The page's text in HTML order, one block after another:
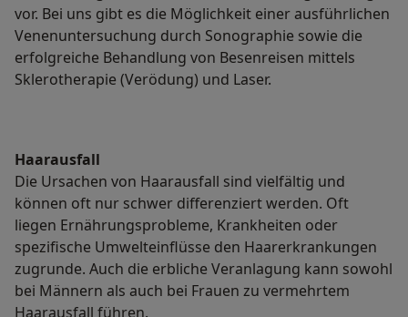
vor. Bei uns gibt es die Möglichkeit einer ausführlichen
Venenuntersuchung durch Sonographie sowie die
erfolgreiche Behandlung von Besenreisen mittels
Sklerotherapie (Verödung) und Laser.
Haarausfall
Die Ursachen von Haarausfall sind vielfältig und
können oft nur schwer differenziert werden. Oft
liegen Ernährungsprobleme, Krankheiten oder
spezifische Umwelteinflüsse den Haarerkrankungen
zugrunde. Auch die erbliche Veranlagung kann sowohl
bei Männern als auch bei Frauen zu vermehrtem
Haarausfall führen.